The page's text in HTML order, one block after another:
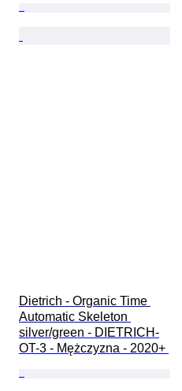
Dietrich - Organic Time
Automatic Skeleton
silver/green - DIETRICH-
OT-3 - Mężczyzna - 2020+